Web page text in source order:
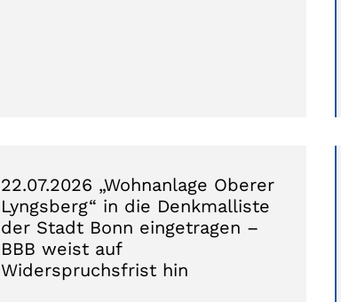
22.07.2026 „Wohnanlage Oberer
Lyngsberg“ in die Denkmalliste
der Stadt Bonn eingetragen –
BBB weist auf
Widerspruchsfrist hin